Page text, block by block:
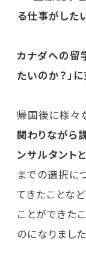
る仕事がした
カナダへの留
たいのか？」
帰国後に様々
関わりながら
ンサルタント
までの選択に
てきたことな
ことができた
のになりました